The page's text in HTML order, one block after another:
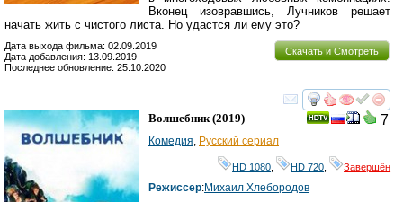
Вконец изовравшись, Лучников решает
начать жить с чистого листа. Но удастся ли ему это?
Скачать и Смотреть
Дата выхода фильма: 02.09.2019
Дата добавления: 13.09.2019
Последнее обновление: 25.10.2020
смотреть
7
Волшебник(2019)
Комедия, Русский сериал
HD 1080 HD 720 Завершён
Режиссер:Михаил Хлебородов